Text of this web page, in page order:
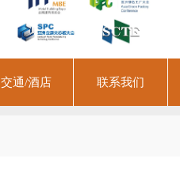
交通/酒店 联系我们